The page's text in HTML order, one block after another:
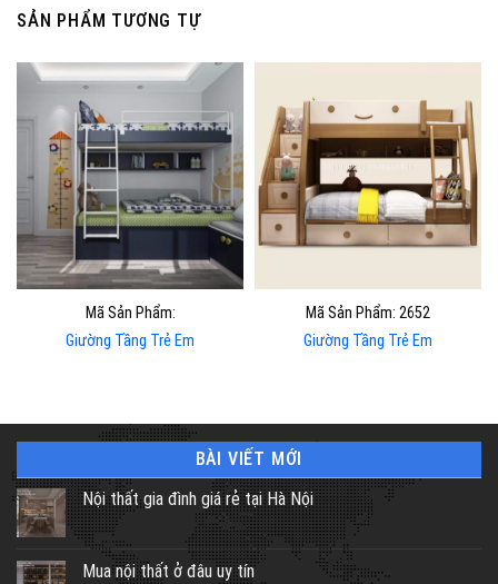
SẢN PHẨM TƯƠNG TỰ
Mã Sản Phẩm:
Giường Tầng Trẻ Em
Mã Sản Phẩm: 2652
Giường Tầng Trẻ Em
BÀI VIẾT MỚI
Nội thất gia đình giá rẻ tại Hà Nội
Mua nội thất ở đâu uy tín